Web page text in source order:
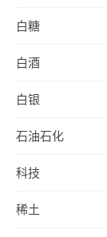
白糖
白酒
白银
石油石化
科技
稀土